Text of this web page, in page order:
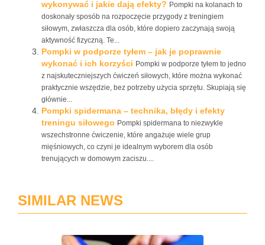
wykonywać i jakie dają efekty? Pompki na kolanach to
doskonały sposób na rozpoczęcie przygody z treningiem
siłowym, zwłaszcza dla osób, które dopiero zaczynają swoją
aktywność fizyczną. Te...
Pompki w podporze tyłem – jak je poprawnie
wykonać i ich korzyści Pompki w podporze tyłem to jedno
z najskuteczniejszych ćwiczeń siłowych, które można wykonać
praktycznie wszędzie, bez potrzeby użycia sprzętu. Skupiają się
głównie...
Pompki spidermana – technika, błędy i efekty
treningu siłowego Pompki spidermana to niezwykle
wszechstronne ćwiczenie, które angażuje wiele grup
mięśniowych, co czyni je idealnym wyborem dla osób
trenujących w domowym zaciszu....
SIMILAR NEWS